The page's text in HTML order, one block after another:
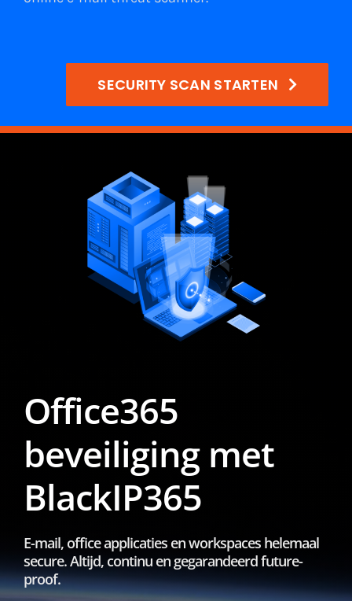
SECURITY SCAN STARTEN
Office365
beveiliging met
BlackIP365
E-mail, office applicaties en workspaces helemaal
secure. Altijd, continu en gegarandeerd future-
proof.